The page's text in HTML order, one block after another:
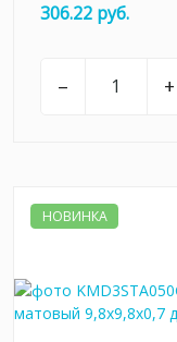
306.22 руб.
– +
НОВИНКА